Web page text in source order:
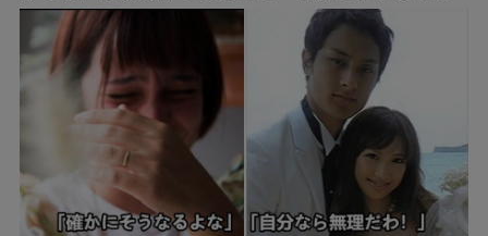
な」「自分なら無理だわ！」